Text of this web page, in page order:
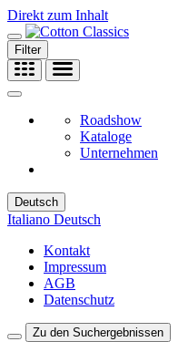
Direkt zum Inhalt
Filter
Roadshow
Kataloge
Unternehmen
Deutsch
Italiano Deutsch
Kontakt
Impressum
AGB
Datenschutz
Zu den Suchergebnissen